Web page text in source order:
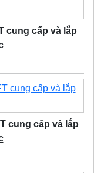
cung cấp và lắp
cung cấp và lắp